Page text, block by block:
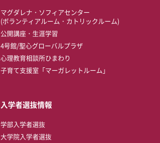
マグダレナ・ソフィアセンター
(ボランティアルーム・カトリックルーム)
公開講座・生涯学習
4号館/聖心グローバルプラザ
心理教育相談所ひまわり
子育て支援室「マーガレットルーム」
入学者選抜情報
学部入学者選抜
大学院入学者選抜